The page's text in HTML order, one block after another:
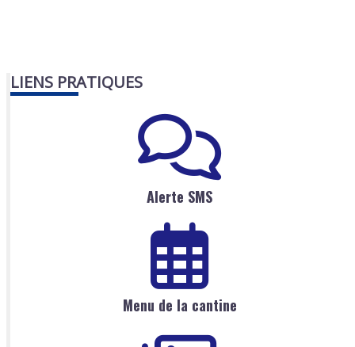
LIENS PRATIQUES
Alerte SMS
Menu de la cantine